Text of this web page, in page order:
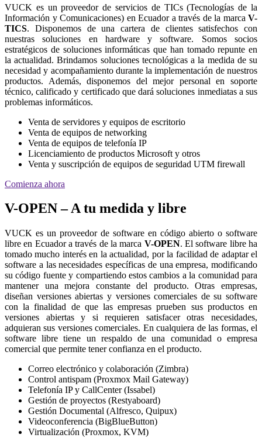
VUCK es un proveedor de servicios de TICs (Tecnologías de la
Información y Comunicaciones) en Ecuador a través de la marca V-
TICS. Disponemos de una cartera de clientes satisfechos con
nuestras soluciones en hardware y software. Somos socios
estratégicos de soluciones informáticas que han tomado repunte en
la actualidad. Brindamos soluciones tecnológicas a la medida de su
necesidad y acompañamiento durante la implementación de nuestros
productos. Además, disponemos del mejor personal en soporte
técnico, calificado y certificado que dará soluciones inmediatas a sus
problemas informáticos.
Venta de servidores y equipos de escritorio
Venta de equipos de networking
Venta de equipos de telefonía IP
Licenciamiento de productos Microsoft y otros
Venta y suscripción de equipos de seguridad UTM firewall
Comienza ahora
V-OPEN – A tu medida y libre
VUCK es un proveedor de software en código abierto o software
libre en Ecuador a través de la marca V-OPEN. El software libre ha
tomado mucho interés en la actualidad, por la facilidad de adaptar el
software a las necesidades específicas de una empresa, modificando
su código fuente y compartiendo estos cambios a la comunidad para
mantener una mejora constante del producto. Otras empresas,
diseñan versiones abiertas y versiones comerciales de su software
con la finalidad de que las empresas prueben sus productos en
versiones abiertas y si requieren satisfacer otras necesidades,
adquieran sus versiones comerciales. En cualquiera de las formas, el
software libre tiene un respaldo de una comunidad o empresa
comercial que permite tener confianza en el producto.
Correo electrónico y colaboración (Zimbra)
Control antispam (Proxmox Mail Gateway)
Telefonía IP y CallCenter (Issabel)
Gestión de proyectos (Restyaboard)
Gestión Documental (Alfresco, Quipux)
Videoconferencia (BigBlueButton)
Virtualización (Proxmox, KVM)